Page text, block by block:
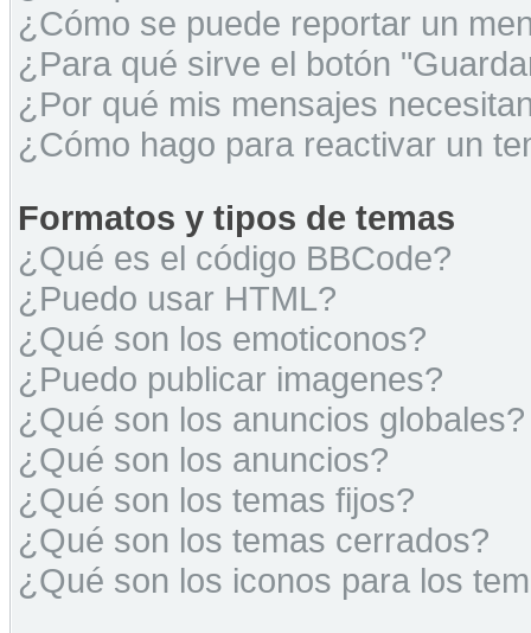
¿Cómo se puede reportar un
¿Para qué sirve el botón
¿Por qué mis mensajes
¿Cómo hago para reactivar un
Formatos y tipos de temas
¿Qué es el código BBCode?
¿Puedo usar HTML?
¿Qué son los emoticonos?
¿Puedo publicar imagenes?
¿Qué son los anuncios globales?
¿Qué son los anuncios?
¿Qué son los temas fijos?
¿Qué son los temas cerrados?
¿Qué son los iconos para los